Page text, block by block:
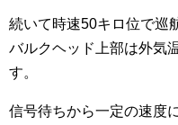
続いて時速50キロ位で巡
バルクヘッド上部は外気
す。
信号待ちから一定の速度